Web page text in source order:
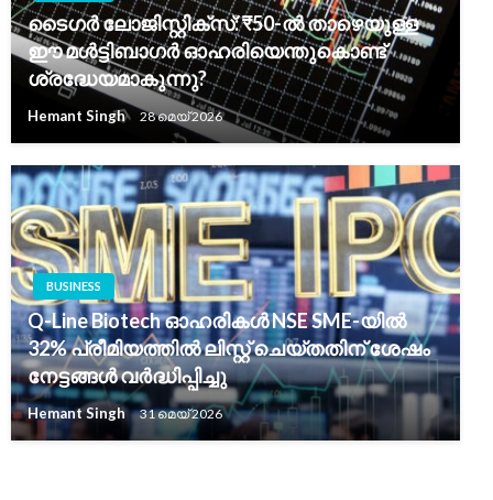
ടൈഗർ ലോജിസ്റ്റിക്സ്: ₹50-ൽ താഴെയുള്ള
ഈ മൾട്ടിബാഗർ ഓഹരിയെന്തുകൊണ്ട്
ശ്രദ്ധേയമാകുന്നു?
Hemant Singh 28 മെയ്‌ 2026
BUSINESS
Q-Line Biotech ഓഹരികൾ NSE SME-യിൽ
32% പ്രീമിയത്തിൽ ലിസ്റ്റ് ചെയ്തതിന് ശേഷം
നേട്ടങ്ങൾ വർദ്ധിപ്പിച്ചു
Hemant Singh 31 മെയ്‌ 2026